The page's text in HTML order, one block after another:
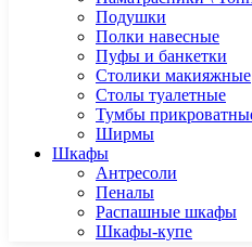
Подушки
Полки навесные
Пуфы и банкетки
Столики макияжные
Столы туалетные
Тумбы
Ширмы
Шкафы
Антресоли
Пеналы
Распашные шкафы
Шкафы-купе